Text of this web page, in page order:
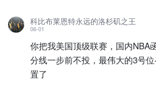
科比布莱恩特永远的洛杉矶之王
06-01
你把我美国顶级联赛，国内NBA
分线一步前不投，最伟大的3号
置了